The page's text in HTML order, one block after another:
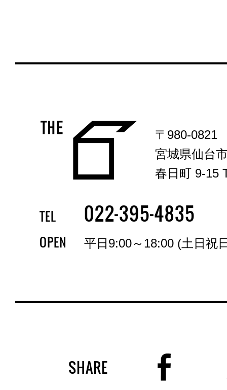
〒980-0821
宮城県仙台
春日町 9-15
TEL 022-395-4835
OPEN 平日9:00～18:00 (土日祝
SHARE